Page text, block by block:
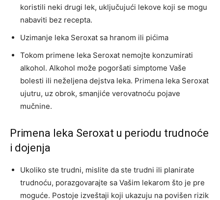
koristili neki drugi lek, uključujući lekove koji se mogu
nabaviti bez recepta.
Uzimanje leka Seroxat sa hranom ili pićima
Tokom primene leka Seroxat nemojte konzumirati
alkohol. Alkohol može pogoršati simptome Vaše
bolesti ili neželjena dejstva leka. Primena leka Seroxat
ujutru, uz obrok, smanjiće verovatnoću pojave
mučnine.
Primena leka Seroxat u periodu trudnoće
i dojenja
Ukoliko ste trudni, mislite da ste trudni ili planirate
trudnoću, porazgovarajte sa Vašim lekarom što je pre
moguće. Postoje izveštaji koji ukazuju na povišen rizik